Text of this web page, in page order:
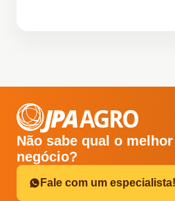
Não sabe qual o
negócio?
Fale com um especialista!